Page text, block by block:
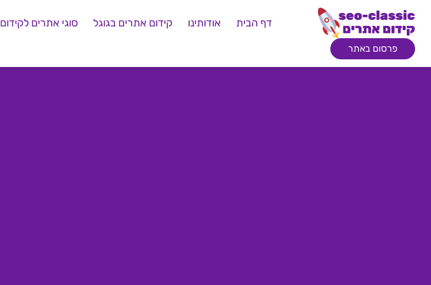
דף הבית אודותינו קידום אתרים בגוגל סוגי אתרים לקידום
פרסום באתר